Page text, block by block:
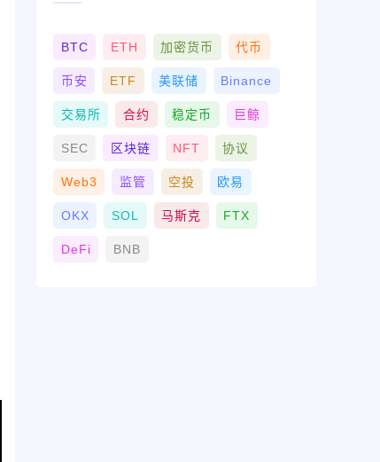
BTC ETH 加密货币 代币
币安 ETF 美联储 Binance
交易所 合约 稳定币 巨鲸
SEC 区块链 NFT 协议
Web3 监管 空投 欧易
OKX SOL 马斯克 FTX
DeFi BNB